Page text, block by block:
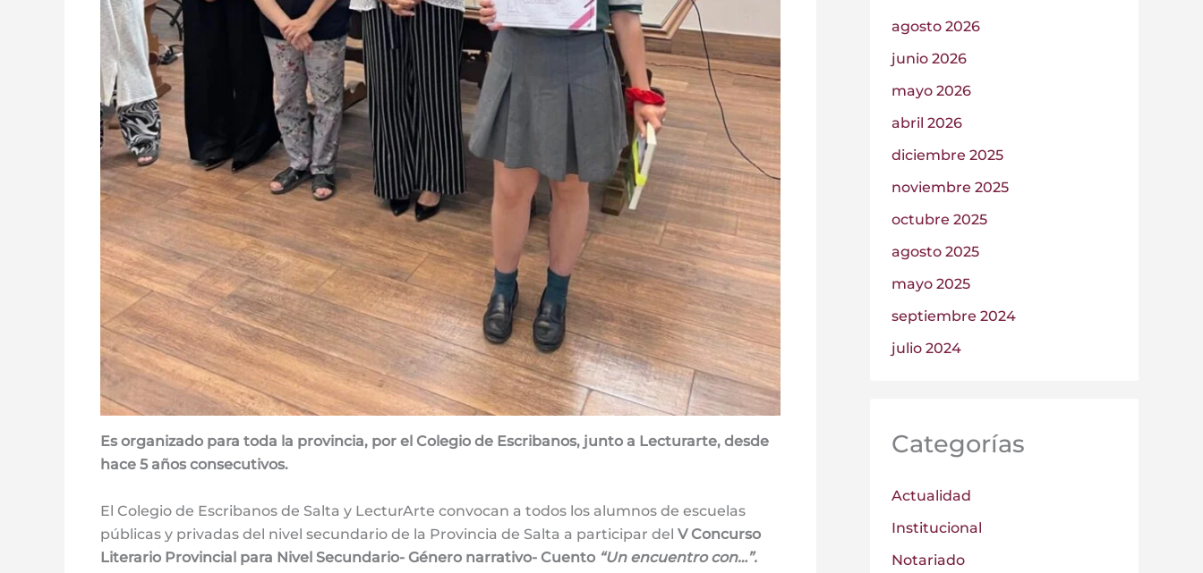
Es organizado para toda la provincia, por el Colegio de Escribanos, junto a Lecturarte, desde
hace 5 años consecutivos.
El Colegio de Escribanos de Salta y LecturArte convocan a todos los alumnos de escuelas
públicas y privadas del nivel secundario de la Provincia de Salta a participar del V Concurso
Literario Provincial para Nivel Secundario- Género narrativo- Cuento “Un encuentro con…”.
agosto 2026
junio 2026
mayo 2026
abril 2026
diciembre 2025
noviembre 2025
octubre 2025
agosto 2025
mayo 2025
septiembre 2024
julio 2024
Categorías
Actualidad
Institucional
Notariado